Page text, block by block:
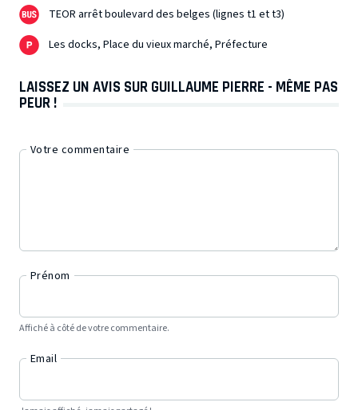
TEOR arrêt boulevard des belges (lignes t1 et t3)
Les docks, Place du vieux marché, Préfecture
LAISSEZ UN AVIS SUR GUILLAUME PIERRE - MÊME PAS
PEUR !
Votre commentaire
Prénom
Affiché à côté de votre commentaire.
Email